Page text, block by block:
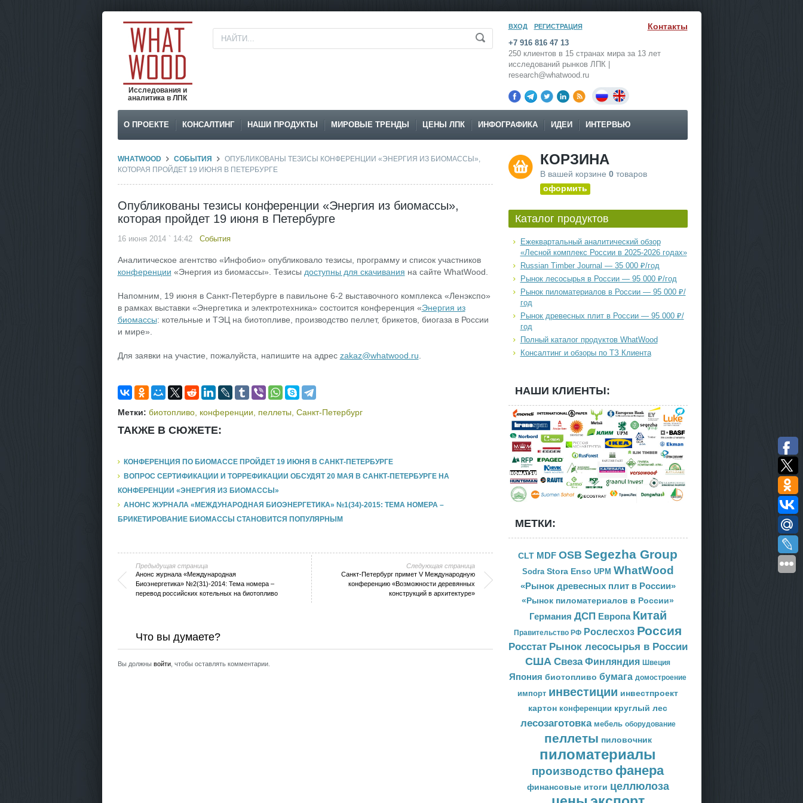
Исследования и
аналитика в ЛПК
ВХОД РЕГИСТРАЦИЯ Контакты
+7 916 816 47 13
250 клиентов в 15 странах мира за 13 лет
исследований рынков ЛПК |
research@whatwood.ru
О ПРОЕКТЕ КОНСАЛТИНГ НАШИ ПРОДУКТЫ МИРОВЫЕ ТРЕНДЫ ЦЕНЫ ЛПК ИНФОГРАФИКА ИДЕИ ИНТЕРВЬЮ
WHATWOOD СОБЫТИЯ
ОПУБЛИКОВАНЫ ТЕЗИСЫ КОНФЕРЕНЦИИ «ЭНЕРГИЯ ИЗ БИОМАССЫ»,
КОТОРАЯ ПРОЙДЕТ 19 ИЮНЯ В ПЕТЕРБУРГЕ
Опубликованы тезисы конференции «Энергия из биомассы»,
которая пройдет 19 июня в Петербурге
16 июня 2014 ` 14:42 События
Аналитическое агентство «Инфобио» опубликовало тезисы, программу и список участников
конференции «Энергия из биомассы». Тезисы доступны для скачивания на сайте WhatWood.
Напомним, 19 июня в Санкт-Петербурге в павильоне 6-2 выставочного комплекса «Ленэкспо»
в рамках выставки «Энергетика и электротехника» состоится конференция «Энергия из
биомассы: котельные и ТЭЦ на биотопливе, производство пеллет, брикетов, биогаза в России
и мире».
Для заявки на участие, пожалуйста, напишите на адрес zakaz@whatwood.ru
Метки: биотопливо, конференции пеллеты Санкт-Петербург
ТАКЖЕ В СЮЖЕТЕ:
КОНФЕРЕНЦИЯ ПО БИОМАССЕ ПРОЙДЕТ 19 ИЮНЯ В САНКТ-ПЕТЕРБУРГЕ
ВОПРОС СЕРТИФИКАЦИИ И ТОРРЕФИКАЦИИ ОБСУДЯТ 20 МАЯ В САНКТ-ПЕТЕРБУРГЕ НА
КОНФЕРЕНЦИИ «ЭНЕРГИЯ ИЗ БИОМАССЫ»
АНОНС ЖУРНАЛА «МЕЖДУНАРОДНАЯ БИОЭНЕРГЕТИКА» №1(34)-2015: ТЕМА НОМЕРА –
БРИКЕТИРОВАНИЕ БИОМАССЫ СТАНОВИТСЯ ПОПУЛЯРНЫМ
Предыдущая страница
Анонс журнала «Международная
Биоэнергетика» №2(31)-2014: Тема номера –
перевод российских котельных на биотопливо
Следующая страница
Санкт-Петербург примет V Международную
конференцию «Возможности деревянных
конструкций в архитектуре»
Что вы думаете?
Вы должны войти, чтобы оставлять комментарии.
КОРЗИНА
В вашей корзине 0товаров
оформить
Каталог продуктов
Ежеквартальный аналитический обзор
«Лесной комплекс России в 2025-2026 годах»
Russian Timber Journal — 35 000 ₽/год
Рынок лесосырья в России — 95 000 ₽/год
Рынок пиломатериалов в России — 95 000 ₽/
год
Рынок древесных плит в России — 95 000 ₽/
год
Полный каталог продуктов WhatWood
Консалтинг и обзоры по ТЗ Клиента
НАШИ КЛИЕНТЫ:
МЕТКИ:
CLT MDF OSB Segezha Group
Sodra Stora Enso UPM WhatWood
«Рынок древесных плит в России»
«Рынок пиломатериалов в России»
Германия ДСП Европа Китай
Правительство РФ Рослесхоз Россия
Росстат Рынок лесосырья в России
США Свеза Финляндия Швеция
Япония биотопливо бумага домостроение
импорт инвестиции инвестпроект
картон конференции круглый лес
лесозаготовка мебель оборудование
пеллеты пиловочник
пиломатериалы
производство фанера
финансовые итоги целлюлоза